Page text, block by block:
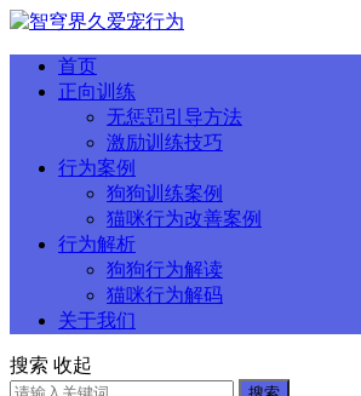
首页
正向训练
无惩罚引导方法
激励训练技巧
行为案例
狗狗训练案例
猫咪行为改善案例
行为解析
狗狗行为解读
猫咪行为解码
关于我们
搜索 收起